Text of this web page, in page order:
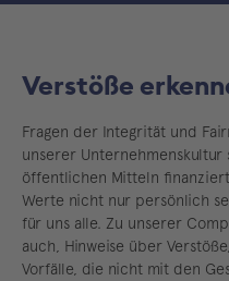
Verstöße
Fragen der Integrität und
unserer
öffentlichen Mitteln
Werte nicht nur persönlich
für uns alle. Zu unserer
auch, Hinweise über
Vorfälle, die nicht mit den